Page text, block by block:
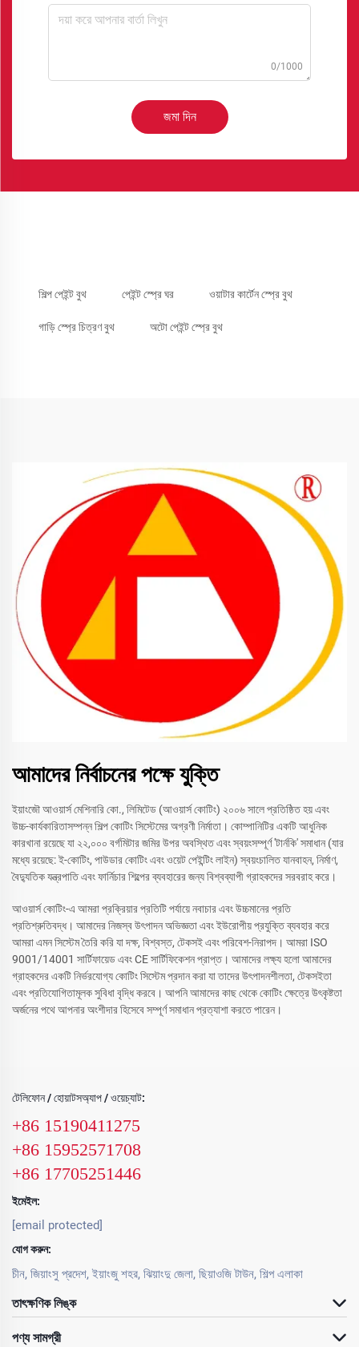
0/1000
জমা দিন
শিল্প পেইন্ট বুথ পেইন্ট স্প্রে ঘর ওয়াটার কার্টেন স্প্রে বুথ
গাড়ি স্প্রে চিত্রণ বুথ অটো পেইন্ট স্প্রে বুথ
আমাদের নির্বাচনের পক্ষে যুক্তি
ইয়াংজৌ আওয়ার্স মেশিনারি কো., লিমিটেড (আওয়ার্স কোটিং) ২০০৬ সালে প্রতিষ্ঠিত হয় এবং
উচ্চ-কার্যকারিতাসম্পন্ন শিল্প কোটিং সিস্টেমের অগ্রণী নির্মাতা। কোম্পানিটির একটি আধুনিক
কারখানা রয়েছে যা ২২,০০০ বর্গমিটার জমির উপর অবস্থিত এবং স্বয়ংসম্পূর্ণ 'টার্নকি' সমাধান (যার
মধ্যে রয়েছে: ই-কোটিং, পাউডার কোটিং এবং ওয়েট পেইন্টিং লাইন) স্বয়ংচালিত যানবাহন, নির্মাণ,
বৈদ্যুতিক যন্ত্রপাতি এবং ফার্নিচার শিল্পের ব্যবহারের জন্য বিশ্বব্যাপী গ্রাহকদের সরবরাহ করে।
আওয়ার্স কোটিং-এ আমরা প্রক্রিয়ার প্রতিটি পর্যায়ে নবাচার এবং উচ্চমানের প্রতি
প্রতিশ্রুতিবদ্ধ। আমাদের নিজস্ব উৎপাদন অভিজ্ঞতা এবং ইউরোপীয় প্রযুক্তি ব্যবহার করে
আমরা এমন সিস্টেম তৈরি করি যা দক্ষ, বিশ্বস্ত, টেকসই এবং পরিবেশ-নিরাপদ। আমরা ISO
9001/14001 সার্টিফায়েড এবং CE সার্টিফিকেশন প্রাপ্ত। আমাদের লক্ষ্য হলো আমাদের
গ্রাহকদের একটি নির্ভরযোগ্য কোটিং সিস্টেম প্রদান করা যা তাদের উৎপাদনশীলতা, টেকসইতা
এবং প্রতিযোগিতামূলক সুবিধা বৃদ্ধি করবে। আপনি আমাদের কাছ থেকে কোটিং ক্ষেত্রে উৎকৃষ্টতা
অর্জনের পথে আপনার অংশীদার হিসেবে সম্পূর্ণ সমাধান প্রত্যাশা করতে পারেন।
টেলিফোন / হোয়াটসঅ্যাপ / ওয়েচ্যাট:
+86 15190411275
+86 15952571708
+86 17705251446
ইমেইল:
[email protected]
যোগ করুন:
চীন, জিয়াংসু প্রদেশ, ইয়াংজু শহর, ঝিয়াংদু জেলা, ছিয়াওজি টাউন, শিল্প এলাকা
তাৎক্ষণিক লিঙ্ক
পণ্য সামগ্রী